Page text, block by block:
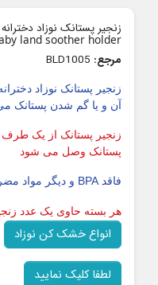
زنجیر پستانک نوزاد
land soother holder
مرجع:
زنجیر پستانک نوزاد
آن و یا گم شدن پستانک
زنجیر پستانک از یک
پستانک وصل می شود
فاقد BPA و دیگر مواد مضر شیمیایی
هر بسته حاوی یک عدد
انواع خشک کن نوزاد
لطفا کلیک نمایید